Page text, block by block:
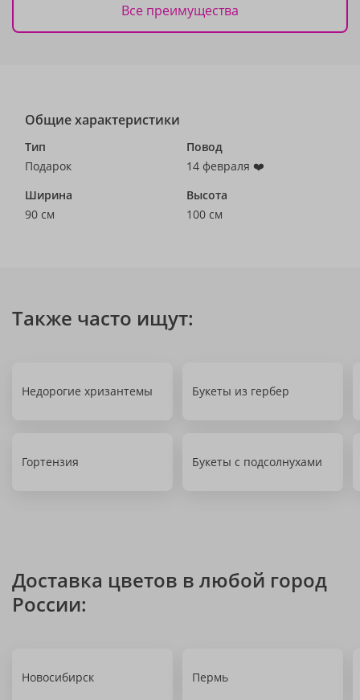
Все преимущества
Общие характеристики
Тип
Подарок
Повод
14 февраля ❤️
Ширина
90 см
Высота
100 см
Также часто ищут:
Недорогие хризантемы Букеты из гербер
Гортензия Букеты с подсолнухами
Доставка цветов в любой город
России:
Новосибирск Пермь